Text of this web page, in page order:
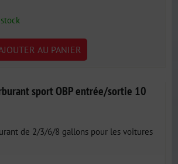
AU PANIER
sport OBP entrée/sortie 10
de 2/3/6/8 gallons pour les voitures